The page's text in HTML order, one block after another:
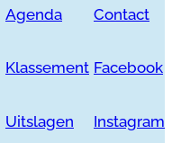
Agenda
Klassement
Uitslagen
Contact
Facebook
Instagram